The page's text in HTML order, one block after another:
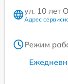
ул. 10 лет
Адрес
Режим